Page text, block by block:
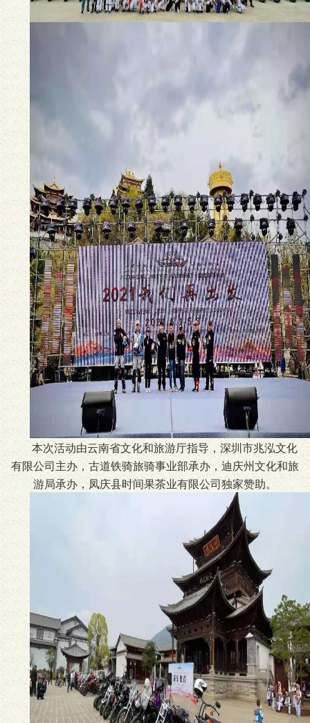
本次活动由云南省文化和旅游厅指导，深圳市兆泓文化
有限公司主办，古道铁骑旅骑事业部承办，迪庆州文化和旅
游局承办，凤庆县时间果茶业有限公司独家赞助。